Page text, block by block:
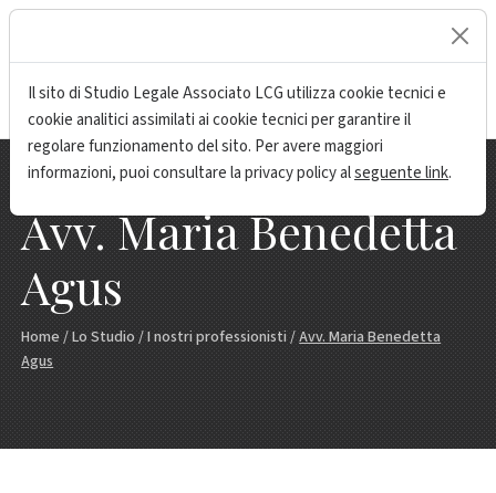
Avv. Maria Benedetta
Agus
Home/Lo Studio/I nostri professionisti/Avv. Maria Benedetta
Agus
Il sito di Studio Legale Associato LCG utilizza cookie tecnici e
cookie analitici assimilati ai cookie tecnici per garantire il
regolare funzionamento del sito. Per avere maggiori
informazioni, puoi consultare la privacy policy alseguente link.